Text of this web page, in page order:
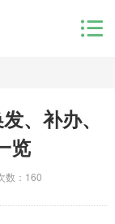
、补办、
览
数：160